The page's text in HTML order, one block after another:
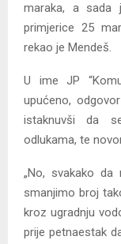
maraka, a sada
primjerice 25
rekao je Mendeš.
U ime JP
upućeno,
istaknuvši da
odlukama, te
„No, svakako
smanjimo broj
kroz ugradnju
prije petnaestak